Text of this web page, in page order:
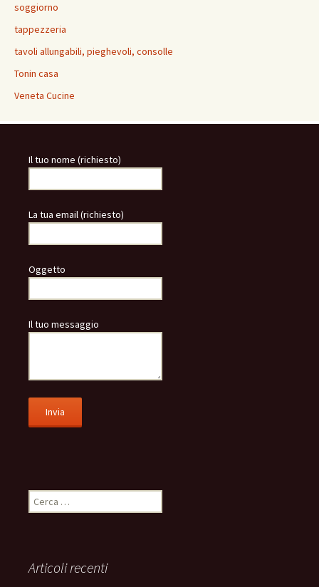
soggiorno
tappezzeria
tavoli allungabili, pieghevoli, consolle
Tonin casa
Veneta Cucine
Il tuo nome (richiesto)
La tua email (richiesto)
Oggetto
Il tuo messaggio
Ricerca
per:
Articoli recenti